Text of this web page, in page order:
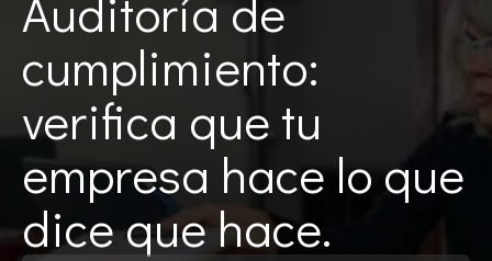
cumplimiento:
verifica que tu
empresa hace lo que
dice que hace.